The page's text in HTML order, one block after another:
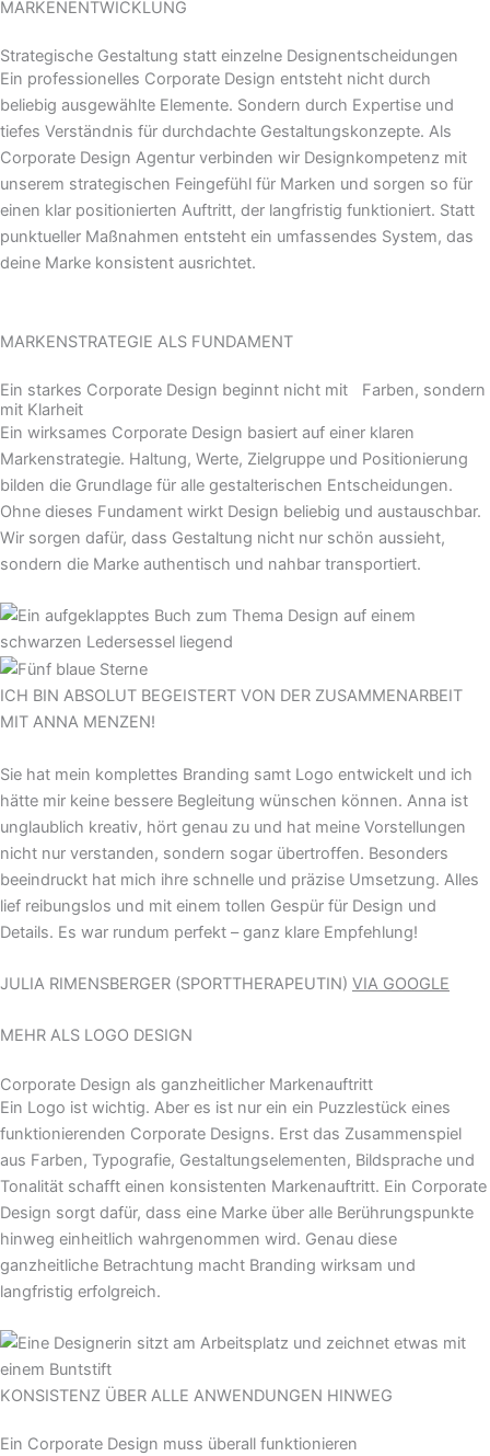
MARKENENTWICKLUNG
Strategische Gestaltung statt einzelne Designentscheidungen
Ein professionelles Corporate Design entsteht nicht durch
beliebig ausgewählte Elemente. Sondern durch Expertise und
tiefes Verständnis für durchdachte Gestaltungskonzepte. Als
Corporate Design Agentur verbinden wir Designkompetenz mit
unserem strategischen Feingefühl für Marken und sorgen so für
einen klar positionierten Auftritt, der langfristig funktioniert. Statt
punktueller Maßnahmen entsteht ein umfassendes System, das
deine Marke konsistent ausrichtet.
MARKENSTRATEGIE ALS FUNDAMENT
Ein starkes Corporate Design beginnt nicht mit Farben, sondern
mit Klarheit
Ein wirksames Corporate Design basiert auf einer klaren
Markenstrategie. Haltung, Werte, Zielgruppe und Positionierung
bilden die Grundlage für alle gestalterischen Entscheidungen.
Ohne dieses Fundament wirkt Design beliebig und austauschbar.
Wir sorgen dafür, dass Gestaltung nicht nur schön aussieht,
sondern die Marke authentisch und nahbar transportiert.
ICH BIN ABSOLUT BEGEISTERT VON DER ZUSAMMENARBEIT
MIT ANNA MENZEN!
Sie hat mein komplettes Branding samt Logo entwickelt und ich
hätte mir keine bessere Begleitung wünschen können. Anna ist
unglaublich kreativ, hört genau zu und hat meine Vorstellungen
nicht nur verstanden, sondern sogar übertroffen. Besonders
beeindruckt hat mich ihre schnelle und präzise Umsetzung. Alles
lief reibungslos und mit einem tollen Gespür für Design und
Details. Es war rundum perfekt – ganz klare Empfehlung!
JULIA RIMENSBERGER (SPORTTHERAPEUTIN) VIA GOOGLE
MEHR ALS LOGO DESIGN
Corporate Design als ganzheitlicher Markenauftritt
Ein Logo ist wichtig. Aber es ist nur ein ein Puzzlestück eines
funktionierenden Corporate Designs. Erst das Zusammenspiel
aus Farben, Typografie, Gestaltungselementen, Bildsprache und
Tonalität schafft einen konsistenten Markenauftritt. Ein Corporate
Design sorgt dafür, dass eine Marke über alle Berührungspunkte
hinweg einheitlich wahrgenommen wird. Genau diese
ganzheitliche Betrachtung macht Branding wirksam und
langfristig erfolgreich.
KONSISTENZ ÜBER ALLE ANWENDUNGEN HINWEG
Ein Corporate Design muss überall funktionieren